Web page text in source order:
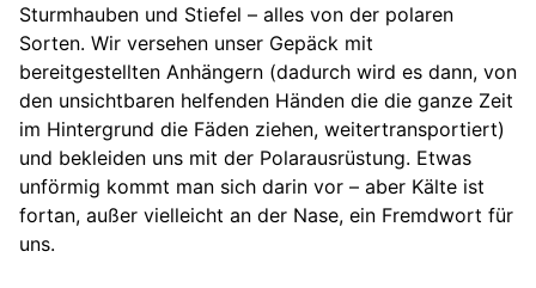
Sturmhauben und Stiefel – alles von der polaren
Sorten. Wir versehen unser Gepäck mit
bereitgestellten Anhängern (dadurch wird es dann, von
den unsichtbaren helfenden Händen die die ganze Zeit
im Hintergrund die Fäden ziehen, weitertransportiert)
und bekleiden uns mit der Polarausrüstung. Etwas
unförmig kommt man sich darin vor – aber Kälte ist
fortan, außer vielleicht an der Nase, ein Fremdwort für
uns.